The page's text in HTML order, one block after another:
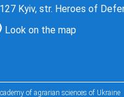
Kyiv, str. Heroes of
Look on the map
of agrarian sciences of Ukraine